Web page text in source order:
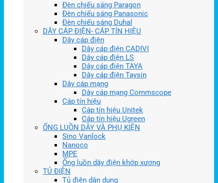
Đèn chiếu sáng Paragon
Đèn chiếu sáng Panasonic
Đèn chiếu sáng Duhal
DÂY CÁP ĐIỆN- CÁP TÍN HIỆU
Dây cáp điện
Dây cáp điện CADIVI
Dây cáp điện LS
Dây cáp điện TAYA
Dây cáp điện Taysin
Dây cáp mạng
Dây cáp mạng Commscope
Cáp tín hiệu
Cáp tín hiệu Unitek
Cáp tín hiệu Ugreen
ỐNG LUỒN DÂY VÀ PHỤ KIỆN
Sino Vanlock
Nanoco
MPE
Ống luồn dây điện khớp xương
TỦ ĐIỆN
Tủ điện dân dụng